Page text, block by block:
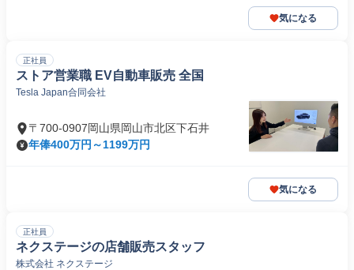
気になる
正社員
ストア営業職 EV自動車販売 全国
Tesla Japan合同会社
〒700-0907岡山県岡山市北区下石井
年俸400万円～1199万円
気になる
正社員
ネクステージの店舗販売スタッフ
株式会社 ネクステージ